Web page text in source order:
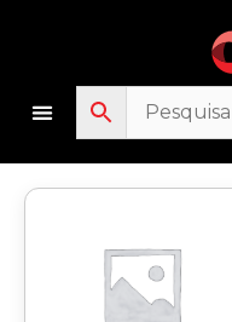
conteúdo